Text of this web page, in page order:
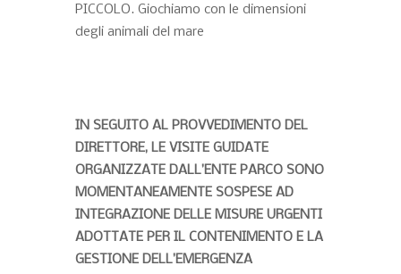
PICCOLO. Giochiamo con le dimensioni
degli animali del mare
IN SEGUITO AL PROVVEDIMENTO DEL
DIRETTORE, LE VISITE GUIDATE
ORGANIZZATE DALL’ENTE PARCO SONO
MOMENTANEAMENTE SOSPESE AD
INTEGRAZIONE DELLE MISURE URGENTI
ADOTTATE PER IL CONTENIMENTO E LA
GESTIONE DELL’EMERGENZA